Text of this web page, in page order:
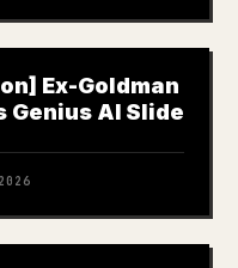
Ex-Goldman
Genius AI Slide